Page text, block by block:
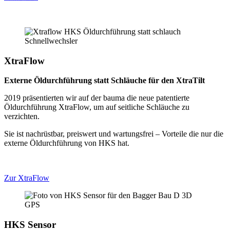
XtraFlow
Externe Öldurchführung statt Schläuche für den XtraTilt
2019 präsentierten wir auf der bauma die neue patentierte
Öldurchführung XtraFlow, um auf seitliche Schläuche zu
verzichten.
Sie ist nachrüstbar, preiswert und wartungsfrei – Vorteile die nur die
externe Öldurchführung von HKS hat.
Zur XtraFlow
HKS Sensor